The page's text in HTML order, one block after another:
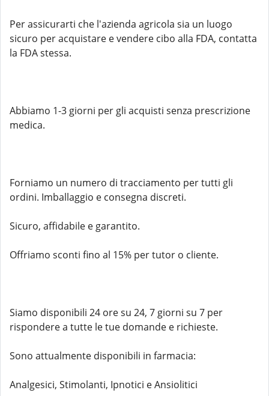
Per assicurarti che l'azienda agricola sia un luogo
sicuro per acquistare e vendere cibo alla FDA, contatta
la FDA stessa.
Abbiamo 1-3 giorni per gli acquisti senza prescrizione
medica.
Forniamo un numero di tracciamento per tutti gli
ordini. Imballaggio e consegna discreti.
Sicuro, affidabile e garantito.
Offriamo sconti fino al 15% per tutor o cliente.
Siamo disponibili 24 ore su 24, 7 giorni su 7 per
rispondere a tutte le tue domande e richieste.
Sono attualmente disponibili in farmacia:
Analgesici, Stimolanti, Ipnotici e Ansiolitici